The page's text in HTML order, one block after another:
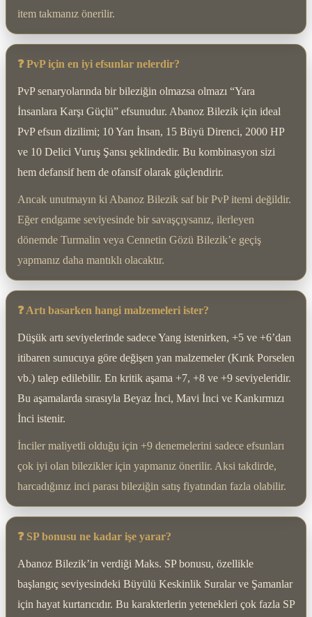
item takmanız önerilir.
❓ PvP için en iyi efsunlar nelerdir?
PvP senaryolarında bir bileziğin olmazsa olmazı “Yara
İnsanlara Karşı Güçlü” efsunudur. Abanoz Bilezik için ideal
PvP efsun dizilimi; 10 Yarı İnsan, 15 Büyü Direnci, 2000 HP
ve 10 Delici Vuruş Şansı şeklindedir. Bu kombinasyon sizi
hem defansif hem de ofansif olarak güçlendirir.
Ancak unutmayın ki Abanoz Bilezik saf bir PvP itemi değildir.
Eğer endgame seviyesinde bir savaşçıysanız, ilerleyen
dönemde Turmalin veya Cennetin Gözü Bilezik’e geçiş
yapmanız daha mantıklı olacaktır.
❓ Artı basarken hangi malzemeleri ister?
Düşük artı seviyelerinde sadece Yang istenirken, +5 ve +6’dan
itibaren sunucuya göre değişen yan malzemeler (Kırık Porselen
vb.) talep edilebilir. En kritik aşama +7, +8 ve +9 seviyeleridir.
Bu aşamalarda sırasıyla Beyaz İnci, Mavi İnci ve Kankırmızı
İnci istenir.
İnciler maliyetli olduğu için +9 denemelerini sadece efsunları
çok iyi olan bilezikler için yapmanız önerilir. Aksi takdirde,
harcadığınız inci parası bileziğin satış fiyatından fazla olabilir.
❓ SP bonusu ne kadar işe yarar?
Abanoz Bilezik’in verdiği Maks. SP bonusu, özellikle
başlangıç seviyesindeki Büyülü Keskinlik Suralar ve Şamanlar
için hayat kurtarıcıdır. Bu karakterlerin yetenekleri çok fazla SP